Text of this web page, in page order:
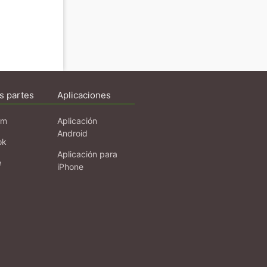
partes Aplicaciones
Aplicación
Android
Aplicación para
iPhone